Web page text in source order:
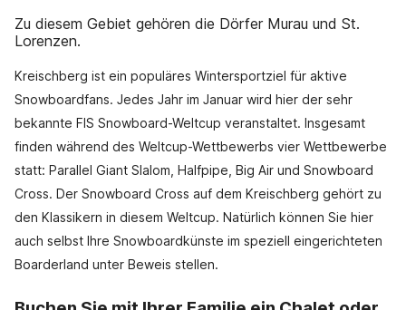
Zu diesem Gebiet gehören die Dörfer Murau und St.
Lorenzen.
Kreischberg ist ein populäres Wintersportziel für aktive
Snowboardfans. Jedes Jahr im Januar wird hier der sehr
bekannte FIS Snowboard-Weltcup veranstaltet. Insgesamt
finden während des Weltcup-Wettbewerbs vier Wettbewerbe
statt: Parallel Giant Slalom, Halfpipe, Big Air und Snowboard
Cross. Der Snowboard Cross auf dem Kreischberg gehört zu
den Klassikern in diesem Weltcup. Natürlich können Sie hier
auch selbst Ihre Snowboardkünste im speziell eingerichteten
Boarderland unter Beweis stellen.